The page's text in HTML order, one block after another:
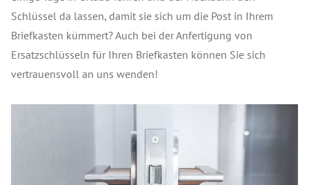
Schlüssel da lassen, damit sie sich um die Post in Ihrem
Briefkasten kümmert? Auch bei der Anfertigung von
Ersatzschlüsseln für Ihren Briefkasten können Sie sich
vertrauensvoll an uns wenden!